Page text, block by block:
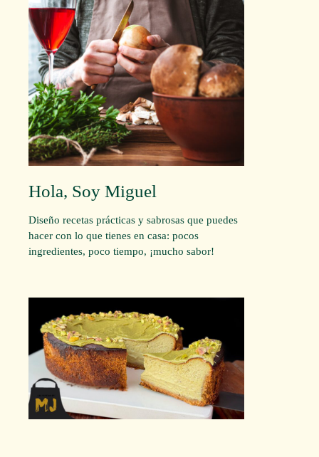
Hola, Soy Miguel
Diseño recetas prácticas y sabrosas que puedes
hacer con lo que tienes en casa: pocos
ingredientes, poco tiempo, ¡mucho sabor!